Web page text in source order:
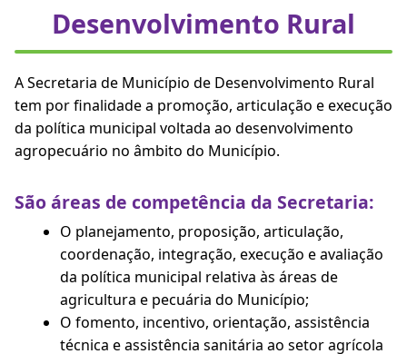
Desenvolvimento Rural
A Secretaria de Município de Desenvolvimento Rural
tem por finalidade a promoção, articulação e execução
da política municipal voltada ao desenvolvimento
agropecuário no âmbito do Município.
São áreas de competência da Secretaria:
O planejamento, proposição, articulação,
coordenação, integração, execução e avaliação
da política municipal relativa às áreas de
agricultura e pecuária do Município;
O fomento, incentivo, orientação, assistência
técnica e assistência sanitária ao setor agrícola